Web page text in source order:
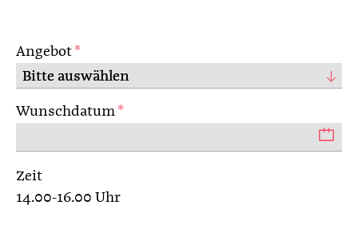
Angebot *
Wunschdatum *
Zeit
14.00-16.00 Uhr